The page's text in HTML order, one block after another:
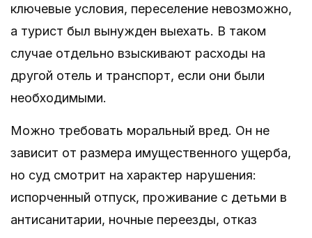
ключевые условия, переселение невозможно,
а турист был вынужден выехать. В таком
случае отдельно взыскивают расходы на
другой отель и транспорт, если они были
необходимыми.
Можно требовать моральный вред. Он не
зависит от размера имущественного ущерба,
но суд смотрит на характер нарушения:
испорченный отпуск, проживание с детьми в
антисанитарии, ночные переезды, отказ